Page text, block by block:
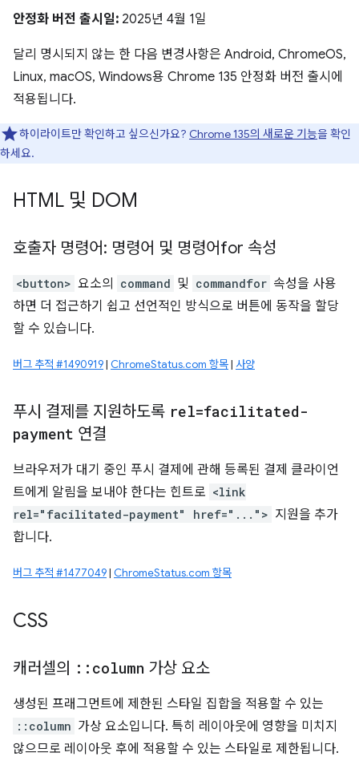
안정화 버전 출시일: 2025년 4월 1일
달리 명시되지 않는 한 다음 변경사항은 Android, ChromeOS,
Linux, macOS, Windows용 Chrome 135 안정화 버전 출시에
적용됩니다.
하이라이트만 확인하고 싶으신가요? Chrome 135의 새로운 기능을 확인
하세요.
HTML 및 DOM
호출자 명령어: 명령어 및 명령어for 속성
<button> 요소의 command 및 commandfor 속성을 사용
하면 더 접근하기 쉽고 선언적인 방식으로 버튼에 동작을 할당
할 수 있습니다.
버그 추적 #1490919| ChromeStatus.com 항목| 사양
푸시 결제를 지원하도록 rel=facilitated-
payment 연결
브라우저가 대기 중인 푸시 결제에 관해 등록된 결제 클라이언
트에게 알림을 보내야 한다는 힌트로 <link
rel="facilitated-payment" href="..."> 지원을 추가
합니다.
버그 추적 #1477049| ChromeStatus.com 항목
CSS
캐러셀의 :: column 가상 요소
생성된 프래그먼트에 제한된 스타일 집합을 적용할 수 있는
::column 가상 요소입니다. 특히 레이아웃에 영향을 미치지
않으므로 레이아웃 후에 적용할 수 있는 스타일로 제한됩니다.